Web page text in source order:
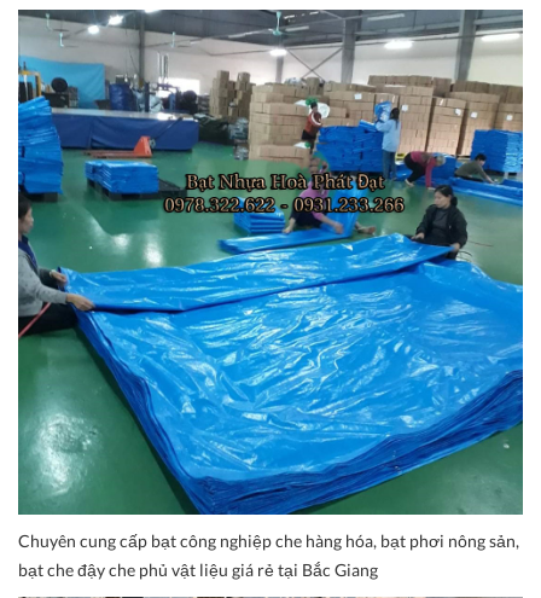
Chuyên cung cấp bạt công nghiệp che hàng hóa, bạt phơi nông sản,
bạt che đậy che phủ vật liệu giá rẻ tại Bắc Giang